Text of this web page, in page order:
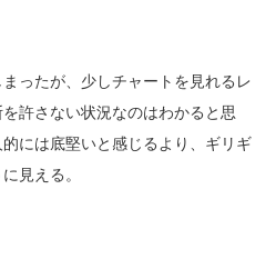
ったが、少しチャートを見れるレ
許さない状況なのはわかると思
には底堅いと感じるより、ギリギ
見える。